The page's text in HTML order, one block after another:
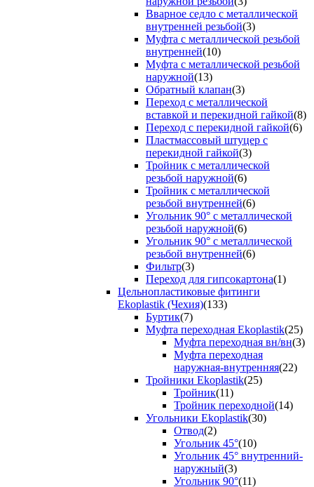
Вварное седло с металлической
внутренней резьбой(3)
Муфта с металлической резьбой
внутренней(10)
Муфта с металлической резьбой
наружной(13)
Обратный клапан(3)
Переход с металлической
вставкой и перекидной гайкой(8)
Переход с перекидной гайкой(6)
Пластмассовый штуцер с
перекидной гайкой(3)
Тройник с металлической
резьбой наружной(6)
Тройник с металлической
резьбой внутренней(6)
Угольник 90° с металлической
резьбой наружной(6)
Угольник 90° с металлической
резьбой внутренней(6)
Фильтр(3)
Переход для гипсокартона(1)
Цельнопластиковые фитинги
Ekoplastik (Чехия)(133)
Буртик(7)
Муфта переходная Ekoplastik(25)
Муфта переходная вн/вн(3)
Муфта переходная
наружная-внутренняя(22)
Тройники Ekoplastik(25)
Тройник(11)
Тройник переходной(14)
Угольники Ekoplastik(30)
Отвод(2)
Угольник 45°(10)
Угольник 45° внутренний-
наружный(3)
Угольник 90°(11)